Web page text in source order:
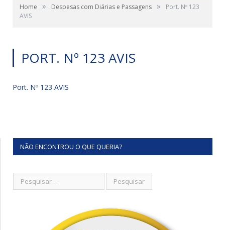
Home » Despesas com Diárias e Passagens »
Port. Nº 123
AVIS
PORT. Nº 123 AVIS
Port. Nº 123 AVIS
NÃO ENCONTROU O QUE QUERIA?